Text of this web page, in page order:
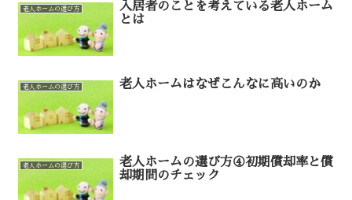
老人ホームの選び方
入居者のことを考えている老人ホーム
とは
老人ホームの選び方 老人ホームはなぜこんなに高いのか
老人ホームの選び方
老人ホームの選び方④初期償却率と償
却期間のチェック